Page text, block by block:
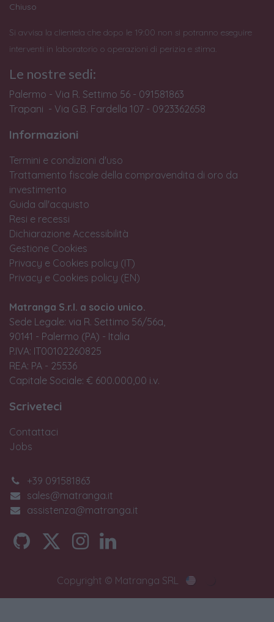
Chiuso
Si avvisa la clientela che dopo le 19:00 non si potranno eseguire
interventi in laboratorio o operazioni di perizia e stima.
Le nostre sedi:
Palermo - Via R. Settimo 56 - 091581863
Trapani - Via G.B. Fardella 107 - 0923362658
Informazioni
Termini e condizioni d'uso
Trattamento fiscale della compravendita di oro da
investimento
Guida all'acquisto
Resi e recessi
Dichiarazione Accessibilità
Gestione Cookies
Privacy e Cookies policy (IT)
Privacy e Cookies policy (EN)
Matranga S.r.l. a socio unico.
Sede Legale: via R. Settimo 56/56a,
90141 - Palermo (PA) - Italia
P.IVA: IT00102260825
REA: PA - 25536
Capitale Sociale: € 600.000,00 i.v.
Scriveteci
Contattaci
Jobs
+39 091581863
sales@matranga.it
assistenza@matranga.it
Copyright © Matranga SRL